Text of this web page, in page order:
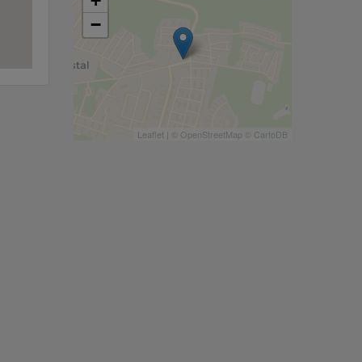
−
Leaflet | © OpenStreetMap © CartoDB